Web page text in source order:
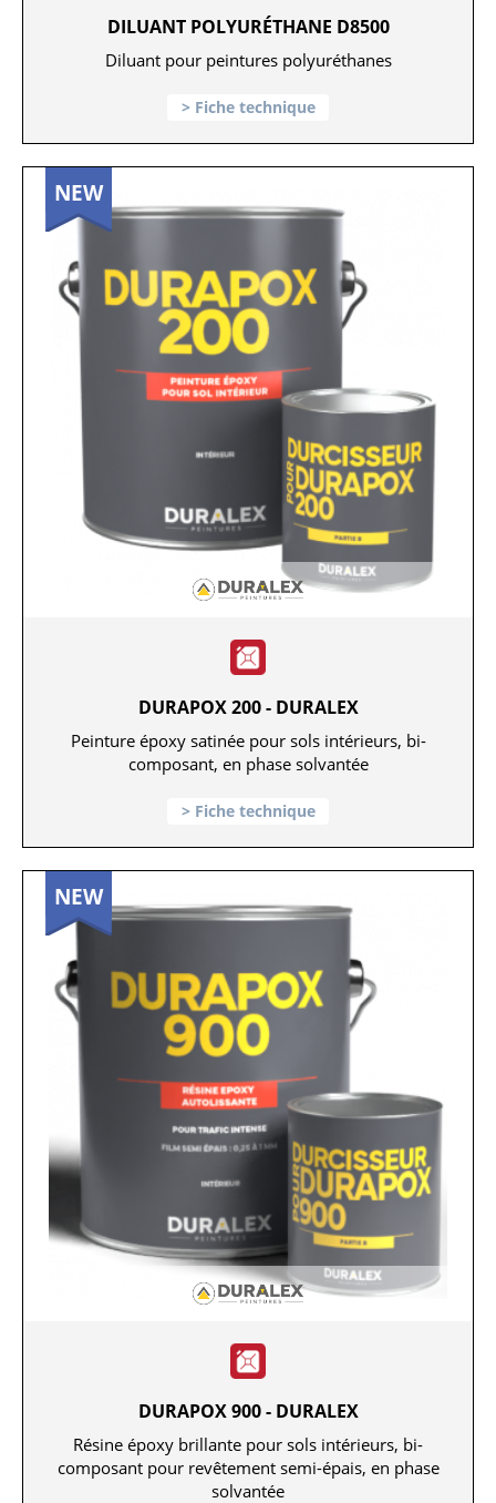
DILUANT POLYURÉTHANE D8500
Diluant pour peintures polyuréthanes
Fiche technique
NEW
DURAPOX 200 - DURALEX
Peinture époxy satinée pour sols intérieurs, bi-
composant, en phase solvantée
Fiche technique
NEW
DURAPOX 900 - DURALEX
Résine époxy brillante pour sols intérieurs, bi-
composant pour revêtement semi-épais, en phase
solvantée